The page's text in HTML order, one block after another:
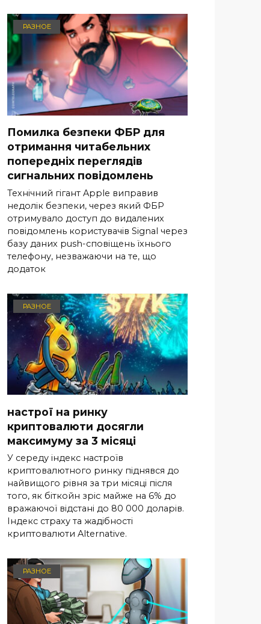
РАЗНОЕ
Помилка безпеки ФБР для
отримання читабельних
попередніх переглядів
сигнальних повідомлень
Технічний гігант Apple виправив
недолік безпеки, через який ФБР
отримувало доступ до видалених
повідомлень користувачів Signal через
базу даних push-сповіщень їхнього
телефону, незважаючи на те, що
додаток
РАЗНОЕ
настрої на ринку
криптовалюти досягли
максимуму за 3 місяці
У середу індекс настроїв
криптовалютного ринку піднявся до
найвищого рівня за три місяці після
того, як біткойн зріс майже на 6% до
вражаючої відстані до 80 000 доларів.
Індекс страху та жадібності
криптовалюти Alternative.
РАЗНОЕ